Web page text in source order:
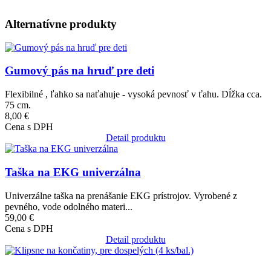
Alternatívne produkty
Obrázok
Gumový pás na hruď pre deti
Flexibilné , ľahko sa naťahuje - vysoká pevnosť v ťahu. Dĺžka cca.
75 cm.
8,00 €
Cena s DPH
Detail produktu
Obrázok
Taška na EKG univerzálna
Univerzálne taška na prenášanie EKG prístrojov. Vyrobené z
pevného, ​​vode odolného materi...
59,00 €
Cena s DPH
Detail produktu
Obrázok